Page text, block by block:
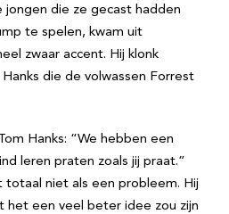
die ze gecast hadden
te spelen, kwam uit
zwaar accent. Hij klonk
die de volwassen Forrest
Hanks: “We hebben een
leren praten zoals jij praat.”
totaal niet als een probleem. Hij
het een veel beter idee zou zijn